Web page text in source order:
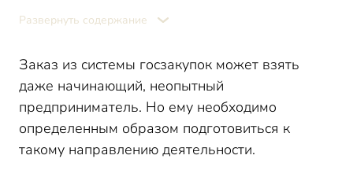
Развернуть содержание
Заказ из системы госзакупок может взять
даже начинающий, неопытный
предприниматель. Но ему необходимо
определенным образом подготовиться к
такому направлению деятельности.